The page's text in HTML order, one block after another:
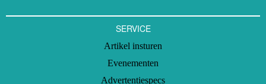
SERVICE
Artikel insturen
Evenementen
Advertentiespecs